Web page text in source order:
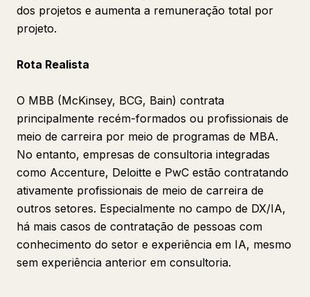
dos projetos e aumenta a remuneração total por
projeto.
Rota Realista
O MBB (McKinsey, BCG, Bain) contrata
principalmente recém-formados ou profissionais de
meio de carreira por meio de programas de MBA.
No entanto, empresas de consultoria integradas
como Accenture, Deloitte e PwC estão contratando
ativamente profissionais de meio de carreira de
outros setores. Especialmente no campo de DX/IA,
há mais casos de contratação de pessoas com
conhecimento do setor e experiência em IA, mesmo
sem experiência anterior em consultoria.